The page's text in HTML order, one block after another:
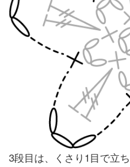
3段目は、くさり1目で立